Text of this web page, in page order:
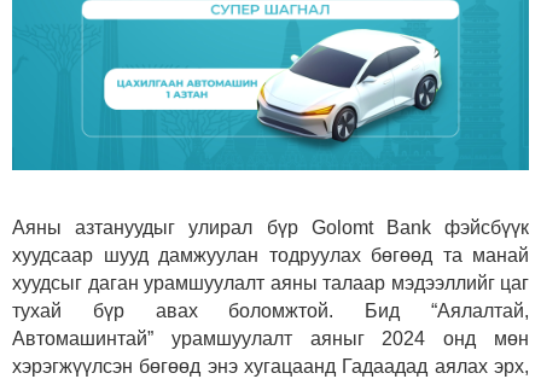
Аяны азтануудыг улирал бүр Golomt Bank фэйсбүүк
хуудсаар шууд дамжуулан тодруулах бөгөөд та манай
хуудсыг даган урамшуулалт аяны талаар мэдээллийг цаг
тухай бүр авах боломжтой. Бид “Аялалтай,
Автомашинтай” урамшуулалт аяныг 2024 онд мөн
хэрэгжүүлсэн бөгөөд энэ хугацаанд Гадаадад аялах эрх,